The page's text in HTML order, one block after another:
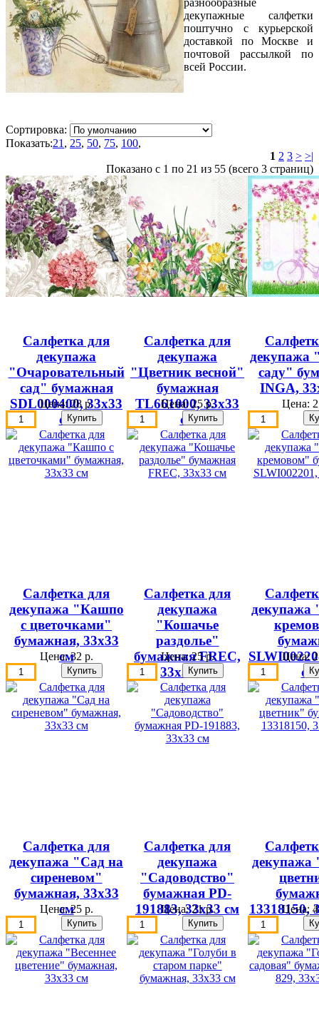
разнообразные
декупажные салфетки
поштучно с курьерской
доставкой по Москве и
почтовой рассылкой по
всей России.
Сортировка:
Показать:21, 25, 50, 75, 100,
1 2 3 > >|
Показано с 1 по 21 из 55 (всего 3 страниц)
Салфетка для
декупажа
"Очаровательный
сад" бумажная
SDL000400, 33х33
см
Цена:28 р.
Салфетка для
декупажа
"Цветник весной"
бумажная
TL661000, 33х33
см
Цена:25 р.
декупажа
саду"
INGA,
Цена:
Салфетка для
декупажа "Кашпо
с цветочками"
бумажная, 33х33
см
Цена:32 р.
Салфетка для
декупажа
"Кошачье
раздолье"
бумажная FREC,
33х33 см
Цена:25 р.
декупажа
см
Цена:
Салфетка для
декупажа "Сад на
сиреневом"
бумажная, 33х33
см
Цена:25 р.
Салфетка для
декупажа
"Садоводство"
бумажная PD-
191883, 33х33 см
Цена:21 р.
13318150,
Цена: